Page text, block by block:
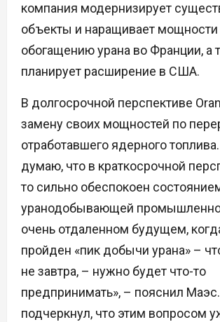
компания модернизирует
объекты и наращивает мощности
обогащению урана во Франции, а
планирует расширение в США.
В долгосрочной перспективе
замену своих мощностей по
отработавшего ядерного
думаю, что в краткосрочной
то сильно обеспокоен
уранодобывающей
очень отдаленном будущем,
пройден «пик добычи урана» –
не завтра, – нужно будет что-то
предпринимать», – пояснил
подчеркнул, что этим вопросом